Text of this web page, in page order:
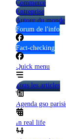
Commerce
Entreprise
Autour du monde
Forum de l'info
Fact-checking
Quick menu
Tous les articles
Agenda gso
In real life